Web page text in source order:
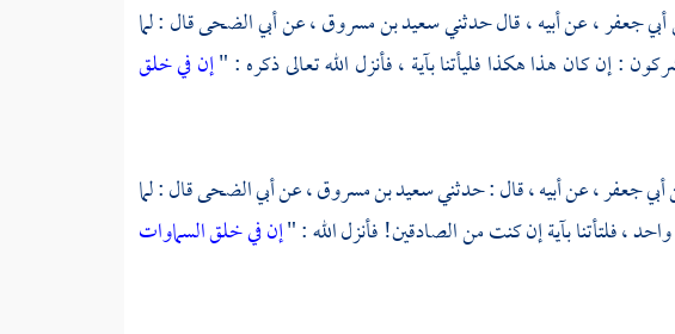
أبي جعفر، عن أبيه ، قال حدثنيسعيد بن مسروق، عنأبي الضحىقال : لما
: إن كان هذا هكذا فليأتنا بآية ، فأنزل الله تعالى ذكره : "إن في خلق
أبي جعفر، عن أبيه ، قال : حدثنيسعيد بن مسروق، عنأبي الضحىقال : لما
، فلتأتنا بآية إن كنت من الصادقين! فأنزل الله : "إن في خلق السماوات